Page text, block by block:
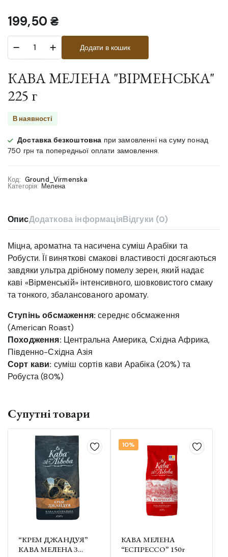
199,50₴
МЕЛЕНА
"ВІРМЕНСЬКА"
г
кількість
Додати в кошик
КАВА МЕЛЕНА "ВІРМЕНСЬКА"
225 г
В наявності
Доставка безкоштовна при замовленні на суму понад
750 грн та попередньої оплати замовлення.
Код: Ground_Virmenska
Категорія: Мелена
ОписДодаткова інформаціяВідгуки (0)
Міцна, ароматна та насичена суміш Арабіки та
Робусти. Її виняткові смакові властивості досягаються
завдяки ультра дрібному помелу зерен, який надає
каві «Вірменській» інтенсивного, шовковистого смаку
та тонкого, збалансованого аромату.
Ступінь обсмаження: середнє обсмаження
(American Roast)
Походження: Центральна Америка, Східна Африка,
Південно-Східна Азія
Сорт кави: суміш сортів кави Арабіка (20%) та
Робуста (80%)
Супутні товари
“КРЕМ ДЖАНДУЯ”
КАВА МЕЛЕНА З
10%
КАВА МЕЛЕНА
“ЕСПРЕССО” 150 г